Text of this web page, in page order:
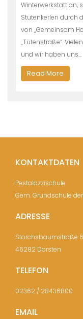
Winterwerkstatt an,
Stutenkerlen durch
von „Gemeinsam
„Tütenstraße“.
und wir haben uns…
Read More
KONTAKTDATEN
Pestalozzischule
Gem. Grundschule
ADRESSE
Storchsbaumstraße
46282 Dorsten
TELEFON
02362 / 28436800
EMAIL